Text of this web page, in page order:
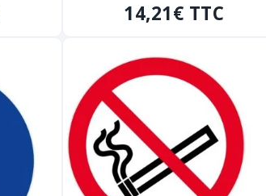
DEPOSER DES ORDURES"
14,21€ TTC